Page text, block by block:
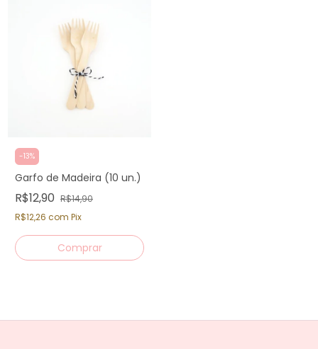
-13%
Garfo de Madeira (10 un.)
R$12,90 R$14,90
R$12,26 com Pix